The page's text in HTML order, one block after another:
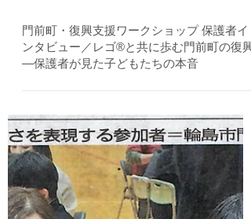
門前町・復興支援ワークショップ 保護者イ
ンタビュー／レゴ®と共に歩む門前町の復興